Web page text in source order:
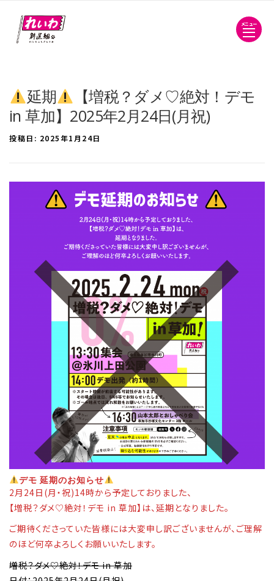
メニュー
延期
【増税？ダメ♡絶対！デモ
in 草加】2025年2月24日(月祝)
投稿日: 2025年1月24日
デモ 延期のお知らせ
2月24日(月・祝)14時から予定しておりました、
【増税？ダメ♡絶対！デモ in 草加】は、延期となりました。
ご期待くださっていた皆様には大変申し訳ございませんが、ご理解
のほど何卒よろしくお願いいたします。
増税？ダメ♡絶対！デモ in 草加